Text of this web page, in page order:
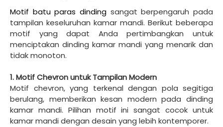
Motif batu paras dinding sangat berpengaruh pada
tampilan keseluruhan kamar mandi. Berikut beberapa
motif yang dapat Anda pertimbangkan untuk
menciptakan dinding kamar mandi yang menarik dan
tidak monoton.
1. Motif Chevron untuk Tampilan Modern
Motif chevron, yang terkenal dengan pola segitiga
berulang, memberikan kesan modern pada dinding
kamar mandi. Pilihan motif ini sangat cocok untuk
kamar mandi dengan desain yang lebih kontemporer.